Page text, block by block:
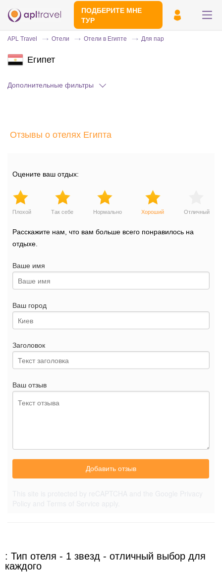
ПОДБЕРИТЕ МНЕ
ТУР
Отправьте свой номер телефона
APL Travel Отели Отели в Египте Для пар
Египет
Дополнительные фильтры
Отзывы о отелях Египта
Оцените ваш отдых:
Плохой Так себе Нормально Хороший Отличный
Расскажите нам, что вам больше всего понравилось на
отдыхе.
Ваше имя
Ваш город
Заголовок
Ваш отзыв
Добавить отзыв
: Тип отеля - 1 звезд - отличный выбор для
каждого